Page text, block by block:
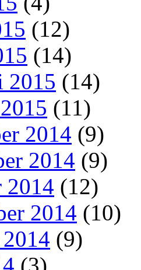
(12)
(14)
2015 (14)
(11)
2014 (9)
2014 (9)
2014 (12)
2014 (10)
(9)
(3)